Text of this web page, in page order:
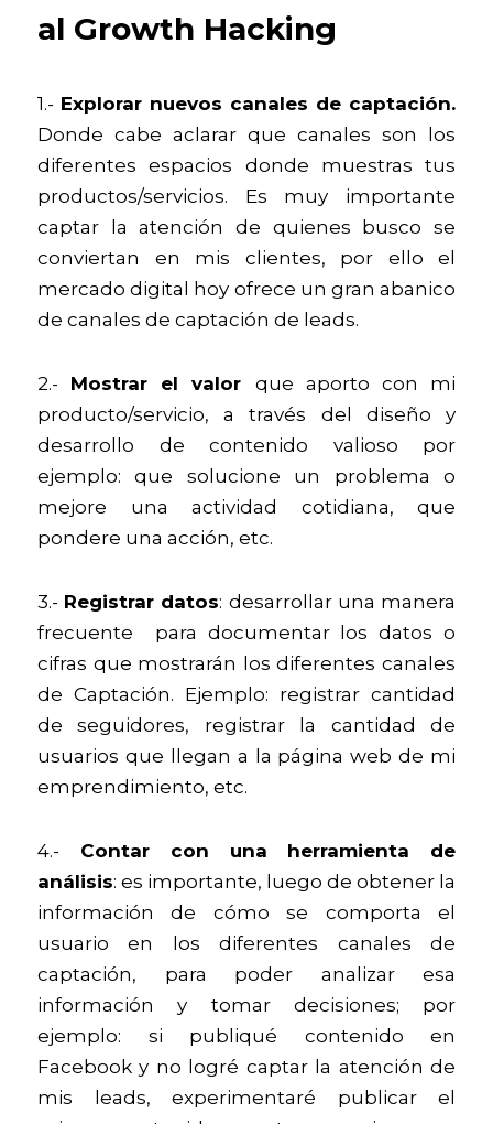
al Growth Hacking
1.-
Donde cabe aclarar que canales son los
diferentes espacios donde muestras tus
productos/servicios. Es muy importante
captar la atención de quienes busco se
conviertan en mis clientes, por ello el
mercado digital hoy ofrece un gran abanico
de canales de captación de leads.
2.- Mostrar el valor que aporto con mi
producto/servicio, a través del diseño y
desarrollo de contenido valioso por
ejemplo: que solucione un problema o
mejore una actividad cotidiana, que
pondere una acción, etc.
3.- Registrar datos: desarrollar una manera
frecuente  para documentar los datos o
cifras que mostrarán los diferentes canales
de Captación. Ejemplo: registrar cantidad
de seguidores, registrar la cantidad de
usuarios que llegan a la página web de mi
emprendimiento, etc.
4.- Contar con una
herramienta de
análisis: es importante, luego de obtener la
información de cómo se comporta el
usuario en los diferentes canales de
captación, para poder analizar esa
información y tomar decisiones; por
ejemplo: si publiqué contenido en
Facebook y no logré captar la atención de
mis leads, experimentaré publicar el